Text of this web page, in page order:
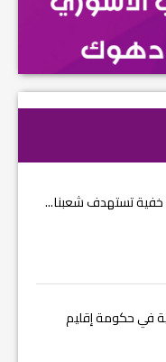
خفية تستهدف شعبنا...
في حكومة إقليم